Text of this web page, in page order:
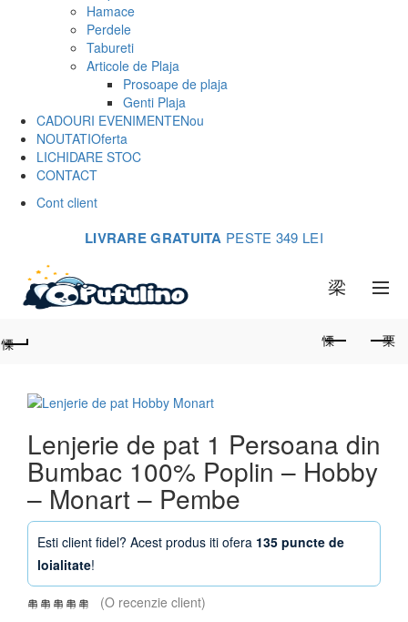
Hamace
Perdele
Tabureti
Articole de Plaja
Prosoape de plaja
Genti Plaja
CADOURI EVENIMENTENou
NOUTATIOferta
LICHIDARE STOC
CONTACT
Cont client
LIVRARE GRATUITA PESTE 349 LEI
Lenjerie de pat 1 Persoana din
Bumbac 100% Poplin – Hobby
– Monart – Pembe
Esti client fidel? Acest produs iti ofera 135 puncte de
loialitate!
(O recenzie client)